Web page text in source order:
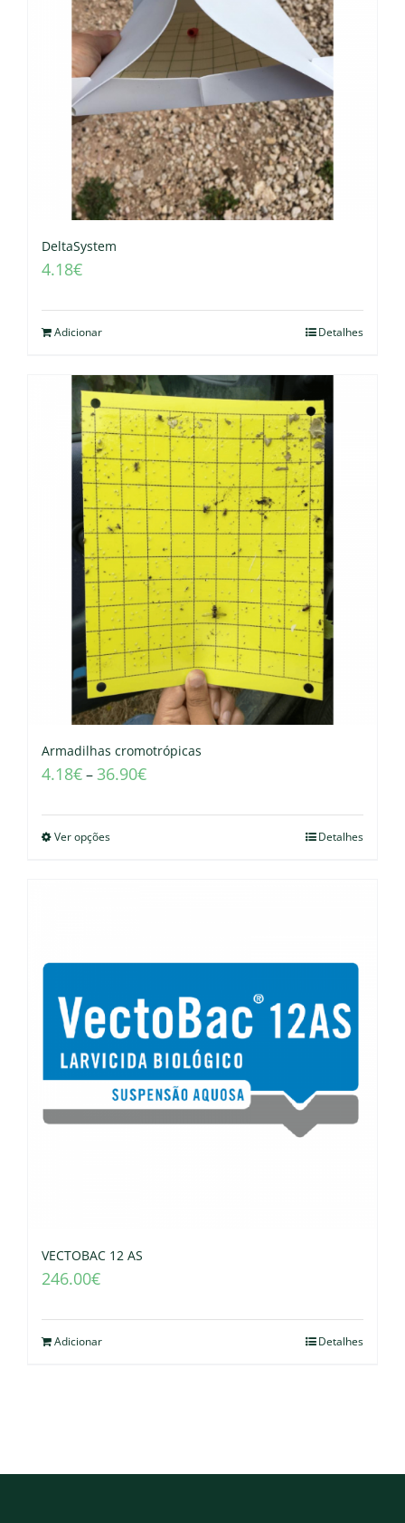
DeltaSystem
4.18€
Adicionar Detalhes
Armadilhas cromotrópicas
4.18€–36.90€
Ver opções Detalhes
VECTOBAC 12 AS
246.00€
Adicionar Detalhes